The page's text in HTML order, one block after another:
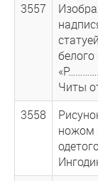
3557
Читы
3558
ножом